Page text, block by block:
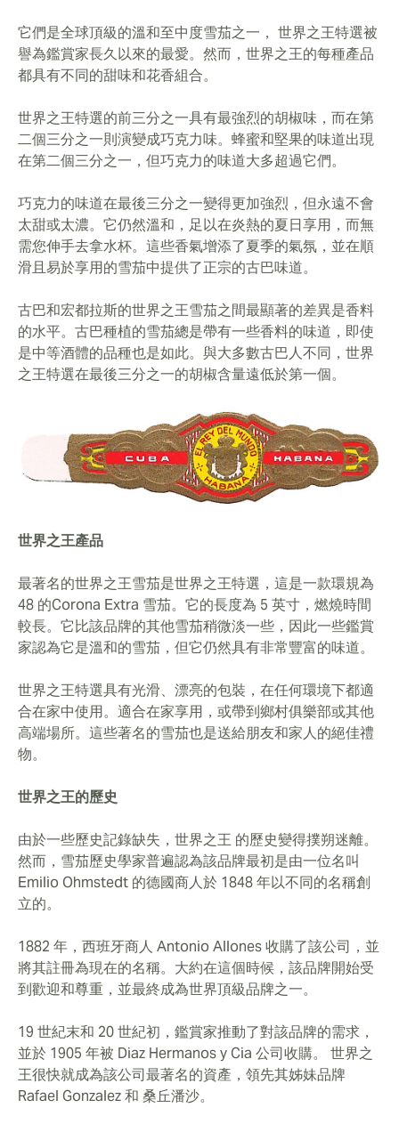
它們是全球頂級的溫和至中度雪茄之一， 世界之王特選被
譽為鑑賞家長久以來的最愛。然而，世界之王的每種產品
都具有不同的甜味和花香組合。
世界之王特選的前三分之一具有最強烈的胡椒味，而在第
二個三分之一則演變成巧克力味。蜂蜜和堅果的味道出現
在第二個三分之一，但巧克力的味道大多超過它們。
巧克力的味道在最後三分之一變得更加強烈，但永遠不會
太甜或太濃。它仍然溫和，足以在炎熱的夏日享用，而無
需您伸手去拿水杯。這些香氣增添了夏季的氣氛，並在順
滑且易於享用的雪茄中提供了正宗的古巴味道。
古巴和宏都拉斯的世界之王雪茄之間最顯著的差異是香料
的水平。古巴種植的雪茄總是帶有一些香料的味道，即使
是中等酒體的品種也是如此。與大多數古巴人不同，世界
之王特選在最後三分之一的胡椒含量遠低於第一個。
世界之王產品
最著名的世界之王雪茄是世界之王特選，這是一款環規為
48 的Corona Extra 雪茄。它的長度為 5 英寸，燃燒時間
較長。它比該品牌的其他雪茄稍微淡一些，因此一些鑑賞
家認為它是溫和的雪茄，但它仍然具有非常豐富的味道。
世界之王特選具有光滑、漂亮的包裝，在任何環境下都適
合在家中使用。適合在家享用，或帶到鄉村俱樂部或其他
高端場所。這些著名的雪茄也是送給朋友和家人的絕佳禮
物。
世界之王的歷史
由於一些歷史記錄缺失，世界之王 的歷史變得撲朔迷離。
然而，雪茄歷史學家普遍認為該品牌最初是由一位名叫
Emilio Ohmstedt 的德國商人於 1848 年以不同的名稱創
立的。
1882 年，西班牙商人 Antonio Allones 收購了該公司，並
將其註冊為現在的名稱。大約在這個時候，該品牌開始受
到歡迎和尊重，並最終成為世界頂級品牌之一。
19 世紀末和 20 世紀初，鑑賞家推動了對該品牌的需求，
並於 1905 年被 Diaz Hermanos y Cia 公司收購。 世界之
王很快就成為該公司最著名的資產，領先其姊妹品牌
Rafael Gonzalez 和 桑丘潘沙。